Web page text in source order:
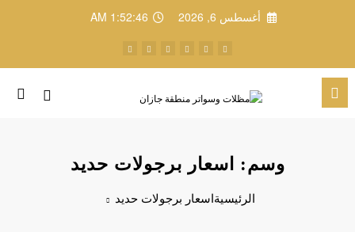
أغسطس 6, 2026 1:52:46 AM
وسم: اسعار برجولات حديد
الرئيسية اسعار برجولات حديد